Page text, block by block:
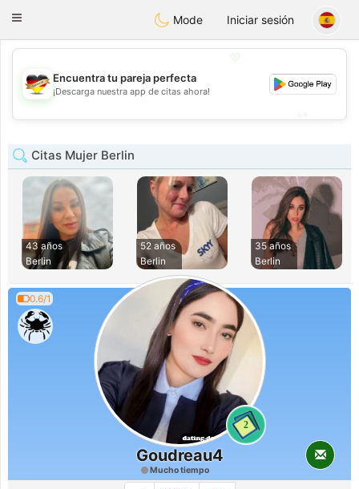
DeutschDating
Toggle
Mode Iniciar sesión
💕
Encuentra tu pareja perfecta
¡Descarga nuestra app de citas ahora!
Citas Mujer Berlin
43 años
Berlin
52 años
Berlin
35 años
Berlin
0.6/1
2
Goudreau4
Mucho tiempo